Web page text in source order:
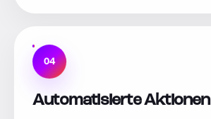
04
Automatisierte Aktionen